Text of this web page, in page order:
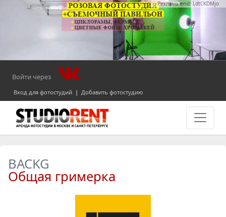
Реклама erid: LdtCKDMjo
Войти через
Вход для фотостудий | Добавить фотостудию
BACKG
Общая гримерка